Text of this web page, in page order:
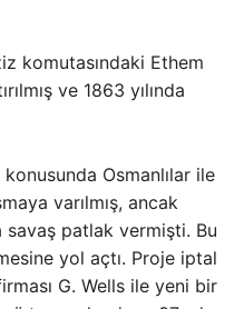
komutasındaki Ethem
ve 1863 yılında
Osmanlılar ile
varılmış, ancak
savaş patlak vermişti. Bu
yol açtı. Proje iptal
G. Wells ile yeni bir